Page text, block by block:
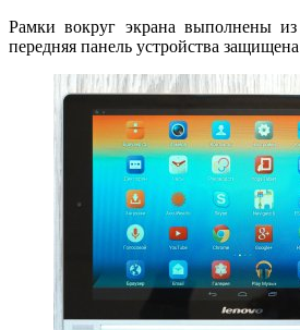
Рамки вокруг экрана выполнены из
передняя панель устройства